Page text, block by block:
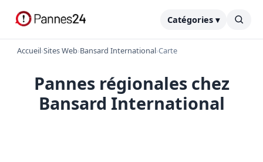
Catégories ▾
Accueil›Sites Web›Bansard International›Carte
Pannes régionales chez
Bansard International